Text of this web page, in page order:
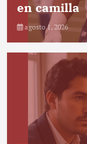
en camilla
agosto 1, 2026